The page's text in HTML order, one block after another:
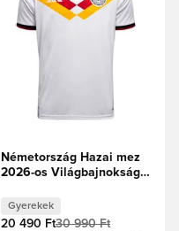
Németország Hazai mez
2026-os Világbajnokság
Gyerekek
20 490 Ft30 990 Ft